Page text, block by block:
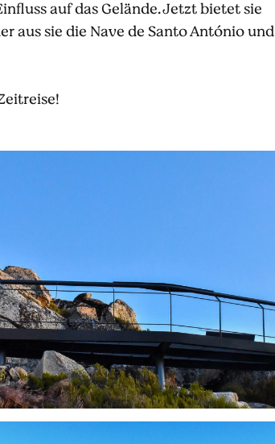
auf das Gelände. Jetzt bietet sie
aus sie die Nave de Santo António und